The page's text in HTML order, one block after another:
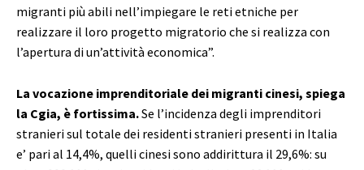
migranti più abili nell’impiegare le reti etniche per
realizzare il loro progetto migratorio che si realizza con
l’apertura di un’attività economica”.
La vocazione imprenditoriale dei migranti cinesi, spiega
la Cgia, è fortissima.Se l’incidenza degli imprenditori
stranieri sul totale dei residenti stranieri presenti in Italia
e’ pari al 14,4%, quelli cinesi sono addirittura il 29,6%: su